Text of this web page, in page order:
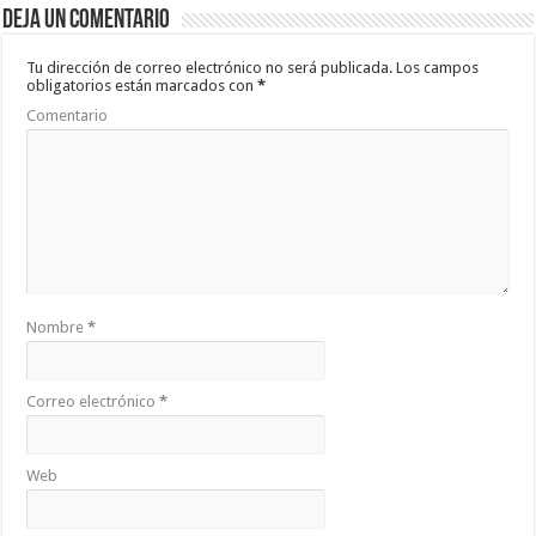
o
o
k
p
p
ar
ti
Deja un comentario
Tu dirección de correo electrónico no será publicada. Los campos
obligatorios están marcados con*
Comentario
Nombre*
Correo electrónico*
Web